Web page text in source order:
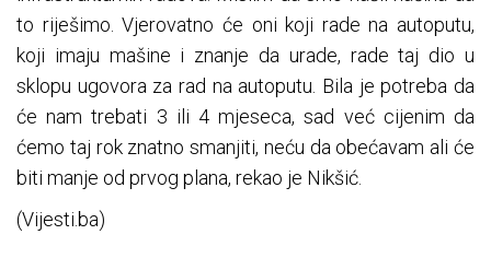
to riješimo. Vjerovatno će oni koji rade na autoputu,
koji imaju mašine i znanje da urade, rade taj dio u
sklopu ugovora za rad na autoputu. Bila je potreba da
će nam trebati 3 ili 4 mjeseca, sad već cijenim da
ćemo taj rok znatno smanjiti, neću da obećavam ali će
biti manje od prvog plana, rekao je Nikšić.
(Vijesti.ba)